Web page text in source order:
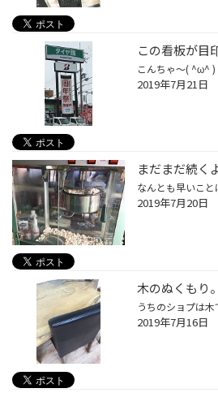
この看板が目
2019年7月21日
まだまだ続く
2019年7月20日
木のぬくもり
2019年7月16日